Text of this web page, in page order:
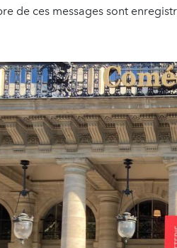
de ces messages sont